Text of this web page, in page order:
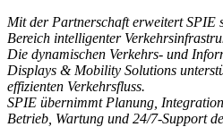
Mit der Partnerschaft erweitert SPIE
Bereich intelligenter
Die dynamischen Verkehrs- und
Displays & Mobility Solutions
effizienten Verkehrsfluss.
SPIE übernimmt Planung,
Betrieb, Wartung und 24/7-Support